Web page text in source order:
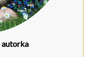
autorka